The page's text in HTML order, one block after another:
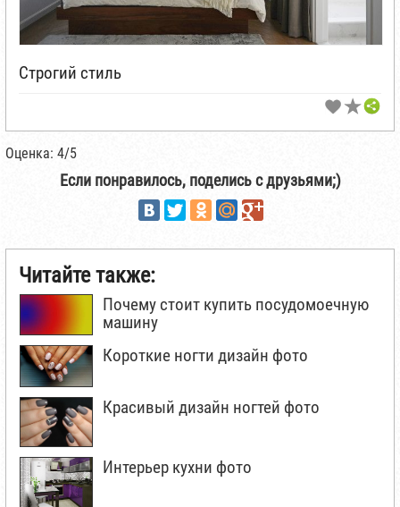
Строгий стиль
Оценка: 4/5
Если понравилось, поделись с друзьями;)
Читайте также:
Почему стоит купить посудомоечную
машину
Короткие ногти дизайн фото
Красивый дизайн ногтей фото
Интерьер кухни фото